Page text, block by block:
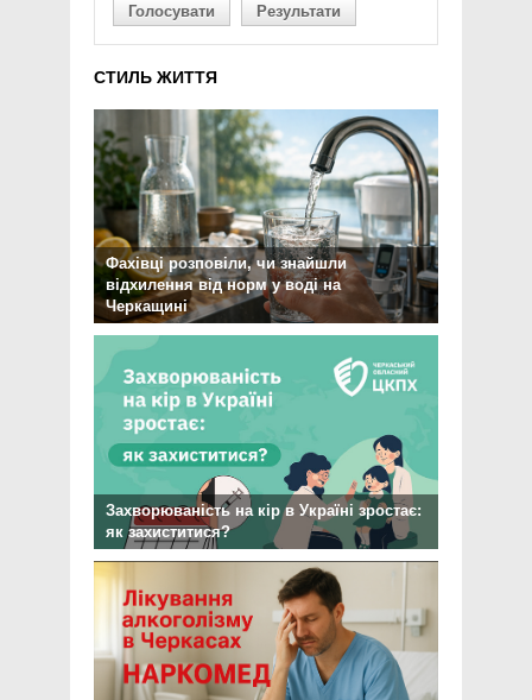
Голосувати Результати
СТИЛЬ ЖИТТЯ
Фахівці розповіли, чи знайшли
відхилення від норм у воді на
Черкащині
Захворюваність на кір в Україні зростає:
як захиститися?